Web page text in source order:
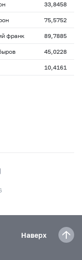
33,8458
75,5752
франк 89,7885
45,0228
10,4161
Наверх